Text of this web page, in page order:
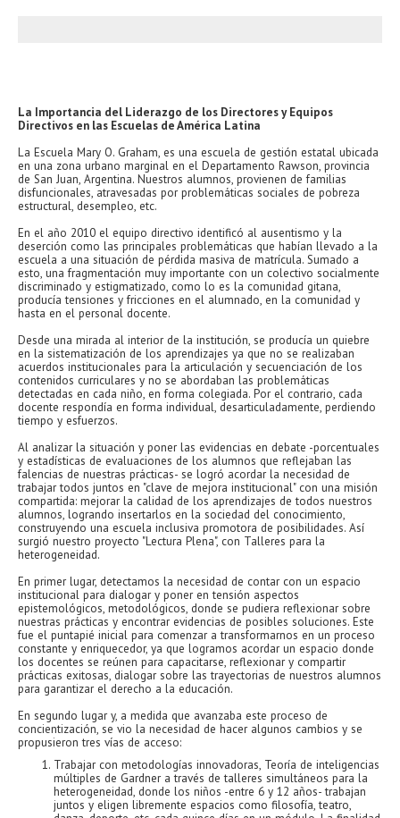
La Importancia del Liderazgo de los Directores y Equipos
Directivos en las Escuelas de América Latina
La Escuela Mary O. Graham, es una escuela de gestión estatal ubicada
en una zona urbano marginal en el Departamento Rawson, provincia
de San Juan, Argentina. Nuestros alumnos, provienen de familias
disfuncionales, atravesadas por problemáticas sociales de pobreza
estructural, desempleo, etc.
En el año 2010 el equipo directivo identificó al ausentismo y la
deserción como las principales problemáticas que habían llevado a la
escuela a una situación de pérdida masiva de matrícula. Sumado a
esto, una fragmentación muy importante con un colectivo socialmente
discriminado y estigmatizado, como lo es la comunidad gitana,
producía tensiones y fricciones en el alumnado, en la comunidad y
hasta en el personal docente.
Desde una mirada al interior de la institución, se producía un quiebre
en la sistematización de los aprendizajes ya que no se realizaban
acuerdos institucionales para la articulación y secuenciación de los
contenidos curriculares y no se abordaban las problemáticas
detectadas en cada niño, en forma colegiada. Por el contrario, cada
docente respondía en forma individual, desarticuladamente, perdiendo
tiempo y esfuerzos.
Al analizar la situación y poner las evidencias en debate -porcentuales
y estadísticas de evaluaciones de los alumnos que reflejaban las
falencias de nuestras prácticas- se logró acordar la necesidad de
trabajar todos juntos en "clave de mejora institucional" con una misión
compartida: mejorar la calidad de los aprendizajes de todos nuestros
alumnos, logrando insertarlos en la sociedad del conocimiento,
construyendo una escuela inclusiva promotora de posibilidades. Así
surgió nuestro proyecto "Lectura Plena", con Talleres para la
heterogeneidad.
En primer lugar, detectamos la necesidad de contar con un espacio
institucional para dialogar y poner en tensión aspectos
epistemológicos, metodológicos, donde se pudiera reflexionar sobre
nuestras prácticas y encontrar evidencias de posibles soluciones. Este
fue el puntapié inicial para comenzar a transformarnos en un proceso
constante y enriquecedor, ya que logramos acordar un espacio donde
los docentes se reúnen para capacitarse, reflexionar y compartir
prácticas exitosas, dialogar sobre las trayectorias de nuestros alumnos
para garantizar el derecho a la educación.
En segundo lugar y, a medida que avanzaba este proceso de
concientización, se vio la necesidad de hacer algunos cambios y se
propusieron tres vías de acceso:
Trabajar con metodologías innovadoras, Teoría de inteligencias
múltiples de Gardner a través de talleres simultáneos para la
heterogeneidad, donde los niños -entre 6 y 12 años- trabajan
juntos y eligen libremente espacios como filosofía, teatro,